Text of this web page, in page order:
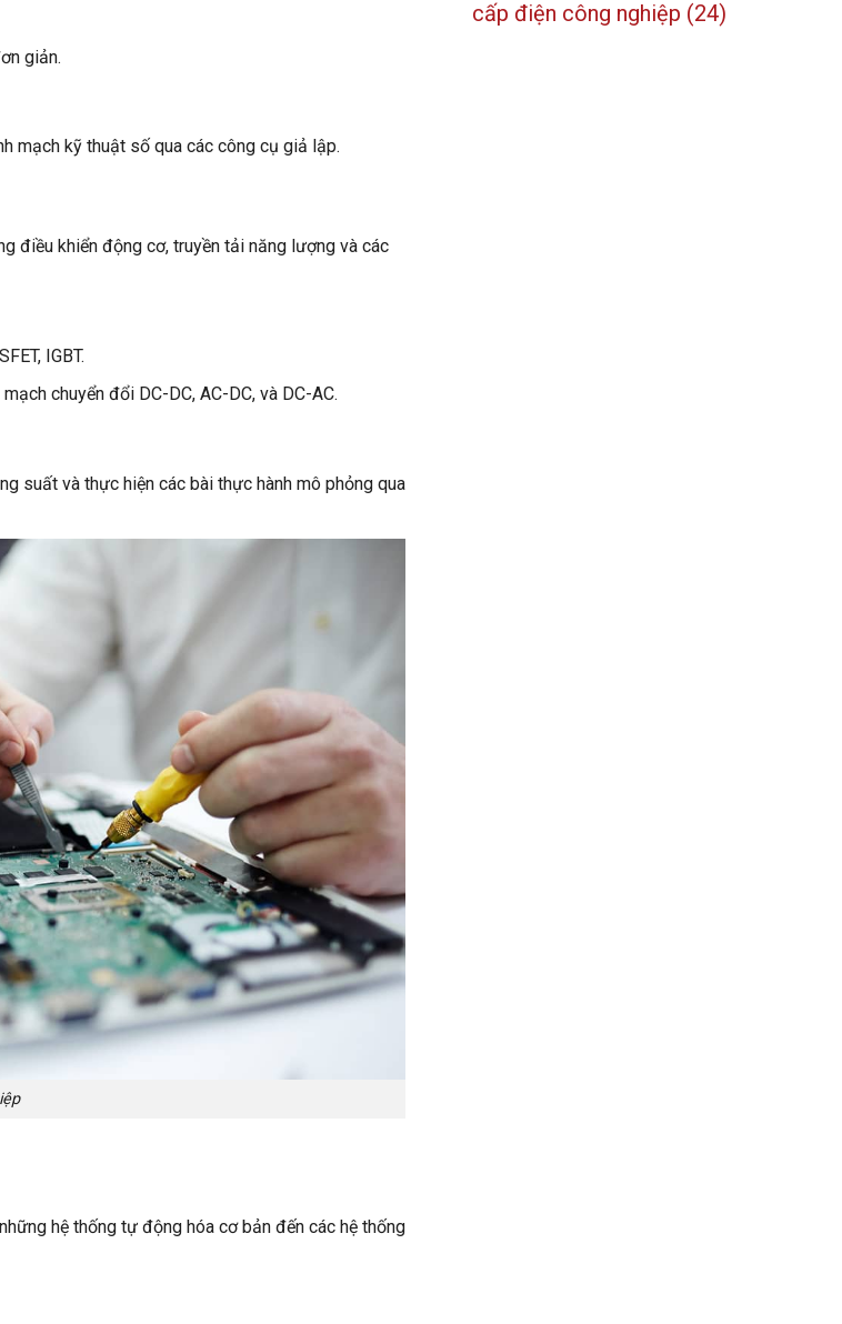
giản.
mạch kỹ thuật số qua các công cụ giả lập.
điều khiển động cơ, truyền tải năng lượng và các
IGBT.
chuyển đổi DC-DC, AC-DC, và DC-AC.
suất và thực hiện các bài thực hành mô phỏng qua
hệ thống tự động hóa cơ bản đến các hệ thống
cấp điện công nghiệp (24)